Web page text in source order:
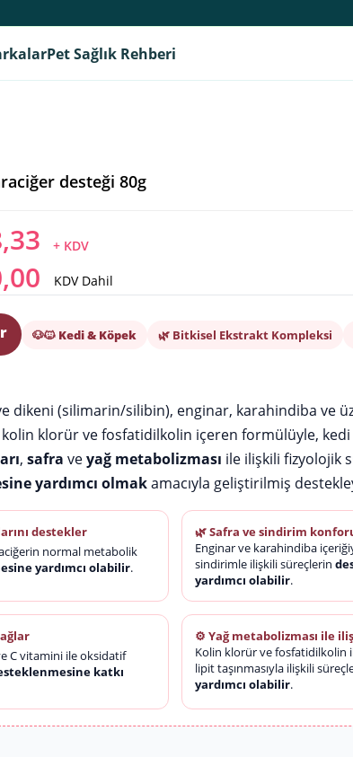
Pet Sağlık Rehberi
desteği 80g
+ KDV
KDV Dahil
🐶🐱 Kedi & Köpek 🌿 Bitkisel Ekstrakt Kompleksi
dikeni (silimarin/silibin), enginar, karahindiba ve
klorür ve fosfatidilkolin içeren formülüyle,
, safra veyağ metabolizması ile ilişkili fizyolojik
yardımcı olmakamacıyla geliştirilmiş
destekler
normal metabolik
yardımcı olabilir.
🌿 Safra ve sindirim
Enginar ve karahindiba
sindirimle ilişkili süreçlerin
yardımcı olabilir.
C vitamini ile oksidatif
katkı
⚙️ Yağ metabolizması ile
Kolin klorür ve fosfatidilkolin
lipit taşınmasıyla ilişkili
yardımcı olabilir.